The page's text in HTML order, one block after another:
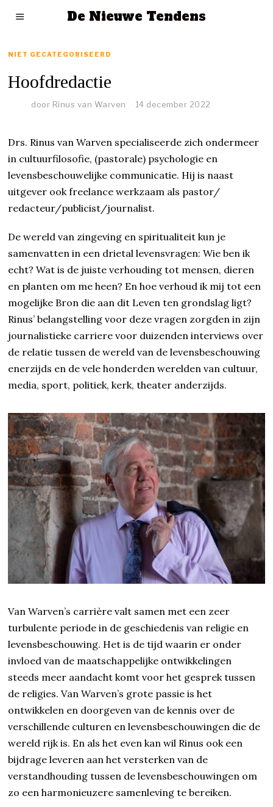
De Nieuwe Tendens
NIET GECATEGORISEERD
Hoofdredactie
door Rinus van Warven 14 december 2022
Drs. Rinus van Warven specialiseerde zich ondermeer
in cultuurfilosofie, (pastorale) psychologie en
levensbeschouwelijke communicatie. Hij is naast
uitgever ook freelance werkzaam als pastor/
redacteur/publicist/journalist.
De wereld van zingeving en spiritualiteit kun je
samenvatten in een drietal levensvragen: Wie ben ik
echt? Wat is de juiste verhouding tot mensen, dieren
en planten om me heen? En hoe verhoud ik mij tot een
mogelijke Bron die aan dit Leven ten grondslag ligt?
Rinus’ belangstelling voor deze vragen zorgden in zijn
journalistieke carriere voor duizenden interviews over
de relatie tussen de wereld van de levensbeschouwing
enerzijds en de vele honderden werelden van cultuur,
media, sport, politiek, kerk, theater anderzijds.
Van Warven’s carrière valt samen met een zeer
turbulente periode in de geschiedenis van religie en
levensbeschouwing. Het is de tijd waarin er onder
invloed van de maatschappelijke ontwikkelingen
steeds meer aandacht komt voor het gesprek tussen
de religies. Van Warven’s grote passie is het
ontwikkelen en doorgeven van de kennis over de
verschillende culturen en levensbeschouwingen die de
wereld rijk is. En als het even kan wil Rinus ook een
bijdrage leveren aan het versterken van de
verstandhouding tussen de levensbeschouwingen om
zo een harmonieuzere samenleving te bereiken.